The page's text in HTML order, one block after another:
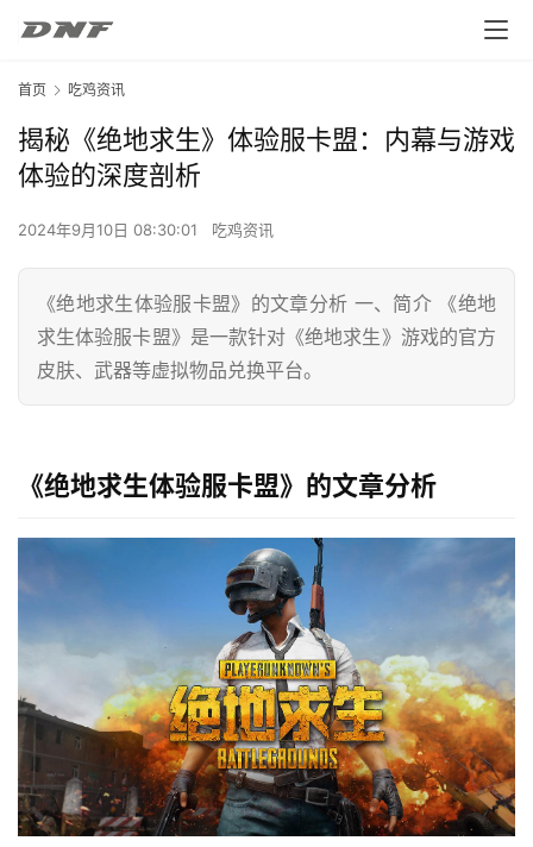
首页 吃鸡资讯
揭秘《绝地求生》体验服卡盟：内幕与游戏
体验的深度剖析
2024年9月10日 08:30:01 吃鸡资讯
《绝地求生体验服卡盟》的文章分析 一、简介 《绝地
求生体验服卡盟》是一款针对《绝地求生》游戏的官方
皮肤、武器等虚拟物品兑换平台。
《绝地求生体验服卡盟》的文章分析